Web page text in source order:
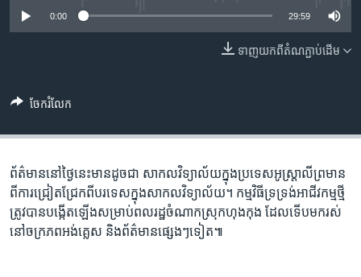
រំលង​
កាន់​
ស្វែង​
0:00 29:59
ទាញ​យក​ពី​តំណភ្ជាប់​ដើម
ចែករំលែក
ព័ត៌មាន​នៅ​ថ្ងៃ​នេះ​មាន​ដូចជា ​សាកលវិទ្យាល័យ​​​​ក្នុង​ប្រទេស​អូស្រ្តាលី​ព្រមាន​
ពី​ការ​ជ្រៀតជ្រែក​ពី​បរទេស​​ក្នុង​សាកលវិទ្យាល័យ។ កម្មវិធី​ទ្រទ្រង់​អាជីវកម្ម​​ថ្មី​
ត្រូវ​បាន​បង្កើត​ឡើង​សម្រាប់​​ពលរដ្ឋ​ចំណាក​ស្រុក​ហុងកុង​​ ​ដែល​ទើប​មក​រស់​​
នៅ​​ចក្រភព​អង់គ្លេស និង​ព័ត៌មាន​ផ្សេងៗ​ទៀត៕